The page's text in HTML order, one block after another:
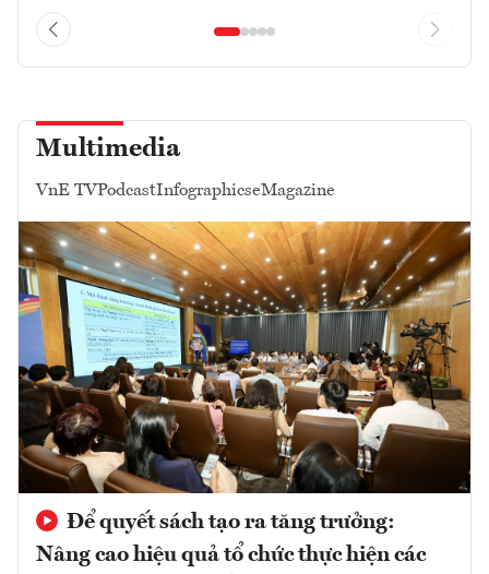
Multimedia
VnE TVPodcastInfographicseMagazine
Để quyết sách tạo ra tăng trưởng:
Nâng cao hiệu quả tổ chức thực hiện các